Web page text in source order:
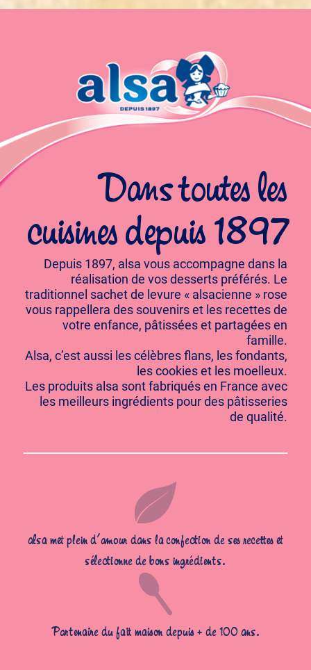
alsa met plein d’amour dans la confection de ses recettes et
sélectionne de bons ingrédients.
Partenaire du fait maison depuis + de 100 ans.
Dans toutes les
cuisines depuis 1897
Depuis 1897, alsa vous accompagne dans la
réalisation de vos desserts préférés. Le
traditionnel sachet de levure « alsacienne » rose
vous rappellera des souvenirs et les recettes de
votre enfance, pâtissées et partagées en
famille.
Alsa, c’est aussi les célèbres flans, les fondants,
les cookies et les moelleux.
Les produits alsa sont fabriqués en France avec
les meilleurs ingrédients pour des pâtisseries
de qualité.